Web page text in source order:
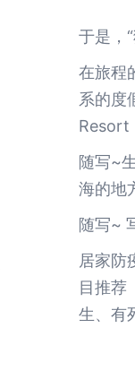
于是，
在旅程
系的度
Resort
随写~
海的地
随写~
居家防
目推荐
生、有